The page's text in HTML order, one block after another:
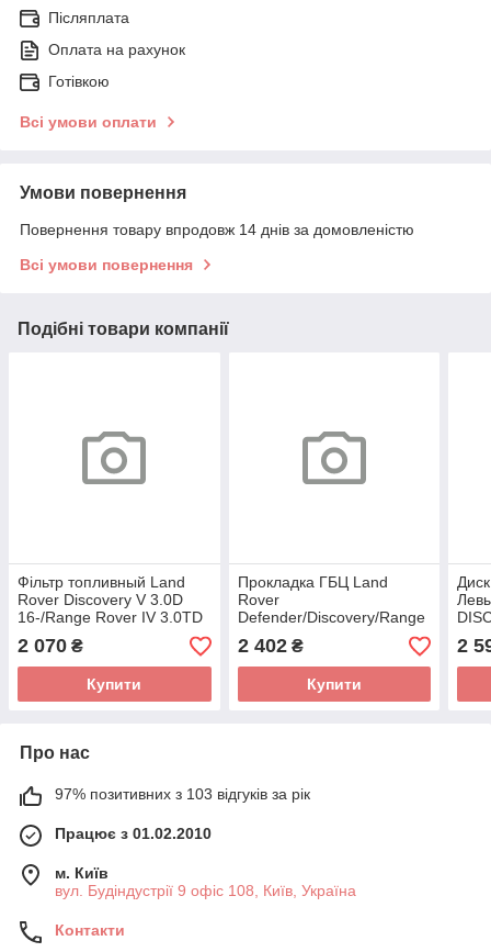
Післяплата
Оплата на рахунок
Готівкою
Всі умови оплати
Умови повернення
Повернення товару впродовж 14 днів за домовленістю
Всі умови повернення
Подібні товари компанії
Фільтр топливный Land
Rover Discovery V 3.0D
16-/Range Rover IV 3.0TD
12- F 026 402 224
(BOSCH)
2 070 ₴
Купити
Прокладка ГБЦ Land
Rover
Defender/Discovery/Range
Rover 2.0D 14- (2 метки)
(1.40mm) 207.130
(ELRING)
2 402₴
Купити
2
Про нас
97% позитивних з 103 відгуків за рік
Працює з 01.02.2010
м. Київ
вул. Будіндустрії 9 офіс 108, Київ, Україна
Контакти